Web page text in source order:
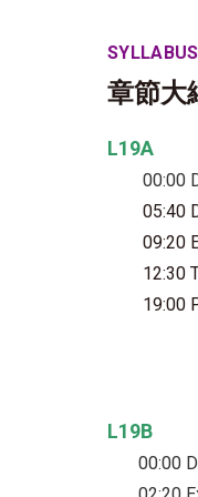
SYLLABUS
章節大
L19A
00:00
05:40
09:20
12:30
19:00
L19B
00:00